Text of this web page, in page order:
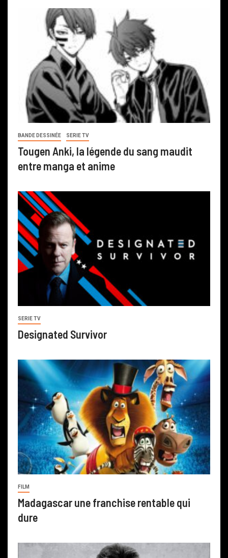
BANDE DESSINÉE SERIE TV
Tougen Anki, la légende du sang maudit
entre manga et anime
SERIE TV
Designated Survivor
FILM
Madagascar une franchise rentable qui
dure